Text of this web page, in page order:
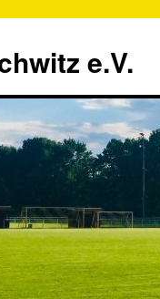
e.V.